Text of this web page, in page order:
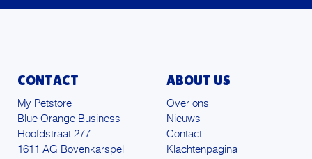
CONTACT
My Petstore
Blue Orange Business
Hoofdstraat 277
1611 AG Bovenkarspel
ABOUT US
Over ons
Nieuws
Contact
Klachtenpagina